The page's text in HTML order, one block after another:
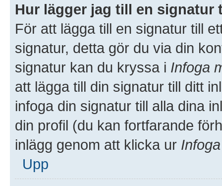
Hur lägger jag till en
För att lägga till en signatur till
signatur, detta gör du via din
signatur kan du kryssa i Infoga
att lägga till din signatur till ditt
infoga din signatur till alla dina
din profil (du kan fortfarande
inlägg genom att klicka ur
Upp